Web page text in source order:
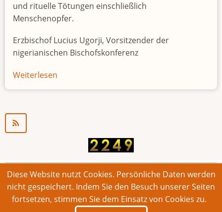
und rituelle Tötungen einschließlich
Menschenopfer.
Erzbischof Lucius Ugorji, Vorsitzender der
nigerianischen Bischofskonferenz
Weiterlesen
Jugendarbeitslosigkeit
© 2026 Bonner Aufruf. Alle Rechte vorbehalten.
Footer
Impressum Kontakt Intern
Diese Website nutzt Cookies. Persönliche Daten werden
nicht gespeichert. Indem Sie den Besuch unserer Seiten
fortsetzen, stimmen Sie dem Einsatz von Cookies zu.